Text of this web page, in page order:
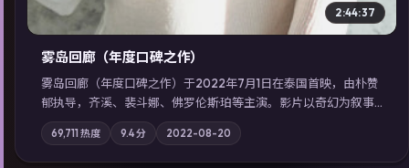
2:44:37
雾岛回廊（年度口碑之作）
雾岛回廊（年度口碑之作）于2022年7月1日在泰国首映，由朴赞
郁执导，齐溪、裴斗娜、佛罗伦斯·珀等主演。影片以奇幻为叙事
主轴，边境小镇的平静被一封匿名信彻底打破；摄影与配乐强化
地域气质；站内亦可通过「国产免费观看高清电视剧在线看」延
展检索同类型高分佳作，畅享高清在线追剧体验。
69,711 热度 9.4分 2022-08-20